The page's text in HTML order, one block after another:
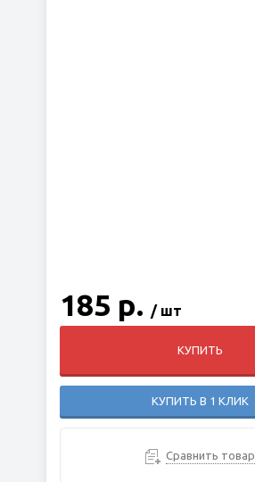
185 р. / шт
КУПИТЬ
КУПИТЬ В 1 КЛИК
Сравнить товар